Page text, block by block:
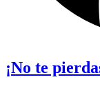
¡No te